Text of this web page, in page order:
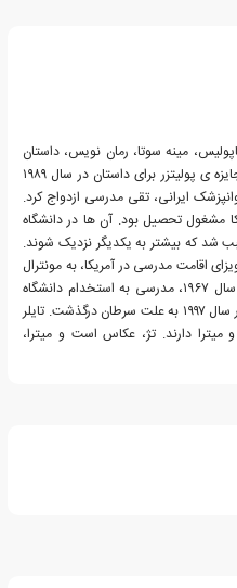
ی ۲۵ اکتبر سال ۱۹۴۱ در مینیاپولیس، مینه سوتا، رمان نویس، داستان
نویس و منتقد ادبی آمریکایی و برنده ی جایزه ی پولیتزر برای داستان در سال ۱۹۸۹
با نویسنده و روانپزشک ایرانی، تقی مدرسی ازدواج کرد.
آمریکا مشغول تحصیل بود. آن ها در دانشگاه
شد که بیشتر به یکدیگر نزدیک شوند.
اقامت مدرسی در آمریکا، به مونترال
کانادا نقل مکان کردند و پس از این که در سال ۱۹۶۷، مدرسی به استخدام دانشگاه
مریلند درآمد، به آمریکا بازگشتند. مدرسی در سال ۱۹۹۷ به علت سرطان درگذشت. تایلر
میترا دارند. تژ، عکاس است و میترا،